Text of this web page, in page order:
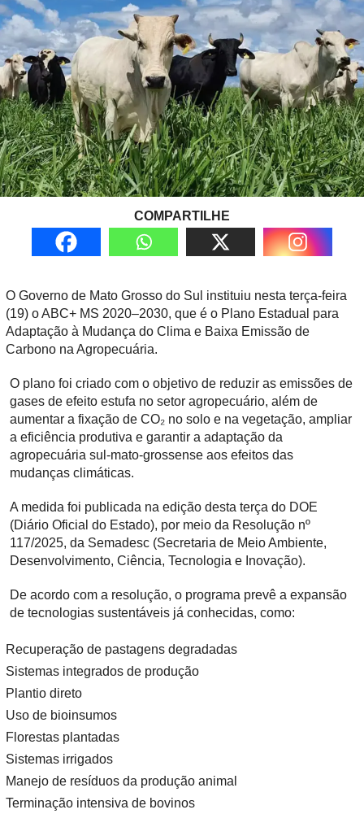
COMPARTILHE
O Governo de Mato Grosso do Sul instituiu nesta terça-feira
(19) o ABC+ MS 2020–2030, que é o Plano Estadual para
Adaptação à Mudança do Clima e Baixa Emissão de
Carbono na Agropecuária.
O plano foi criado com o objetivo de reduzir as emissões de
gases de efeito estufa no setor agropecuário, além de
aumentar a fixação de CO₂ no solo e na vegetação, ampliar
a eficiência produtiva e garantir a adaptação da
agropecuária sul-mato-grossense aos efeitos das
mudanças climáticas.
A medida foi publicada na edição desta terça do DOE
(Diário Oficial do Estado), por meio da Resolução nº
117/2025, da Semadesc (Secretaria de Meio Ambiente,
Desenvolvimento, Ciência, Tecnologia e Inovação).
De acordo com a resolução, o programa prevê a expansão
de tecnologias sustentáveis já conhecidas, como:
Recuperação de pastagens degradadas
Sistemas integrados de produção
Plantio direto
Uso de bioinsumos
Florestas plantadas
Sistemas irrigados
Manejo de resíduos da produção animal
Terminação intensiva de bovinos